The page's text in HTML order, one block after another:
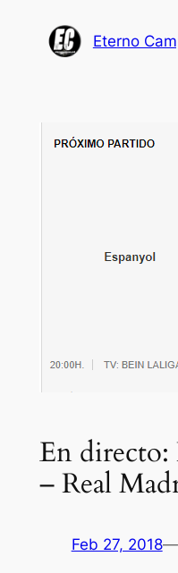
Eterno
En directo:
– Real
Feb 27, 2018—